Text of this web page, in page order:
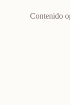
Contenido